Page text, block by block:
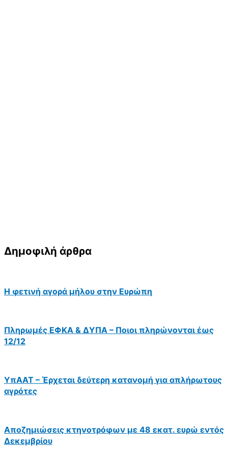
Δημοφιλή άρθρα
Η φετινή αγορά μήλου στην Ευρώπη
Πληρωμές ΕΦΚΑ & ΔΥΠΑ – Ποιοι πληρώνονται έως
12/12
ΥπΑΑΤ – Έρχεται δεύτερη κατανομή για απλήρωτους
αγρότες
Αποζημιώσεις κτηνοτρόφων με 48 εκατ. ευρώ εντός
Δεκεμβρίου